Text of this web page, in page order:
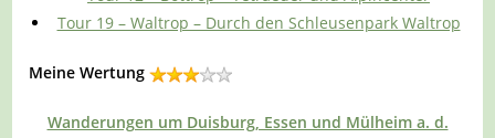
Tour 19 – Waltrop – Durch den Schleusenpark Waltrop
Meine Wertung
Wanderungen um Duisburg, Essen und Mülheim a. d.